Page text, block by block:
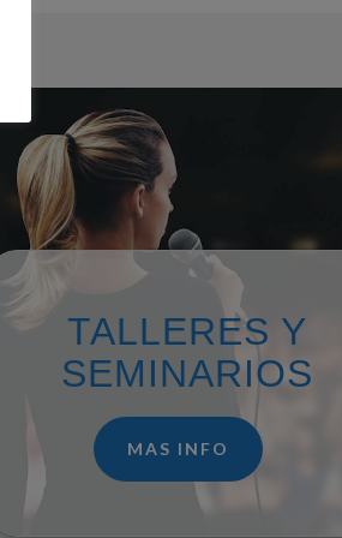
TALLERES Y
SEMINARIOS
MAS INFO